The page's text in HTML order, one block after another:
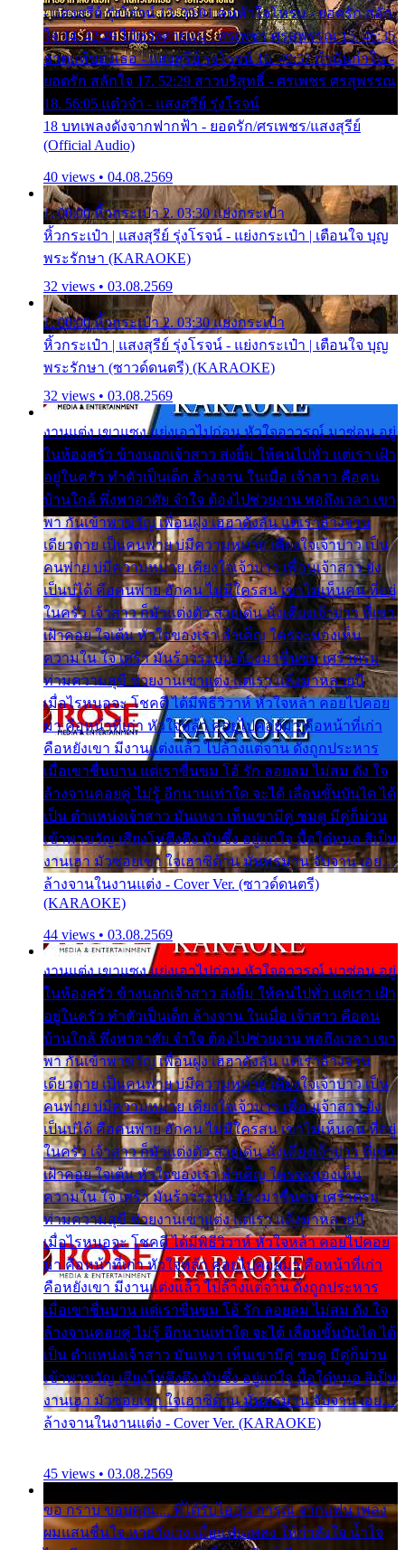
- แสงสุรีย์ รุ่งโรจน์ 13. 39:01 คนหัวใจโทรม - ยอดรัก สลัก
ใจ 14. 42:49 ไอ้หวังตายแน่ - ศรเพชร ศรสุพรรณ 15. 46:35
ธาตุแท้ของเธอ - แสงสุรีย์ รุ่งโรจน์ 16. 49:57 กำนันกำใน -
ยอดรัก สลักใจ 17. 52:29 สาวบริสุทธิ์ - ศรเพชร ศรสุพรรณ
18. 56:05 แต๋วจ๋า - แสงสุรีย์ รุ่งโรจน์
18 บทเพลงดังจากฟากฟ้า - ยอดรัก/ศรเพชร/แสงสุรีย์
(Official Audio)
40 views • 04.08.2569
1. 00:00 หิ้วกระเป๋า 2. 03:30 แย่งกระเป๋า
หิ้วกระเป๋า | แสงสุรีย์ รุ่งโรจน์ - แย่งกระเป๋า | เตือนใจ บุญ
พระรักษา (KARAOKE)
32 views • 03.08.2569
1. 00:00 หิ้วกระเป๋า 2. 03:30 แย่งกระเป๋า
หิ้วกระเป๋า | แสงสุรีย์ รุ่งโรจน์ - แย่งกระเป๋า | เตือนใจ บุญ
พระรักษา (ซาวด์ดนตรี) (KARAOKE)
32 views • 03.08.2569
งานแต่ง เขาแซง แย่งเอาไปก่อน หัวใจอาวรณ์ มาซ่อน อยู่
ในห้องครัว ข้างนอกเจ้าสาว ส่งยิ้ม ให้คนไปทั่ว แต่เรา เฝ้า
อยู่ในครัว ทำตัวเป็นเด็ก ล้างจาน ในเมื่อ เจ้าสาว คือคน
บ้านใกล้ พึ่งพาอาศัย จำใจ ต้องไปช่วยงาน พอถึงเวลา เขา
พา กันเข้าพาขวัญ เพื่อนฝูง เฮฮาดังลั่น แต่เราล้างจาน
เดียวดาย เป็นคนพ่าย บ่มีความหมาย เคียงใจเจ้าบ่าว เป็น
คนพ่าย บ่มีความหมาย เคียงใจเจ้าบ่าว เพื่อนเจ้าสาว ยัง
เป็นบ่ได้ คือคนพ่าย ฮักคน ไม่มีใครสน เขาไม่เห็นคน ที่อยู่
ในครัว เจ้าสาว ก็มัวแต่งตัว สวยเด่น นั่งเคียงเจ้าบ่าว ที่เขา
เฝ้าคอย ใจเต้น หัวใจของเรา ลำเค็ญ ใครจะมองเห็น
ความใน ใจ เศร้า มันร้าวระบม ต้องมาขื่นขม เศร้าตรม
ท่ามความสุขี ช่วยงานเขาแต่ง แต่เรา แล้งมาหลายปี
เมื่อไรหนอจะ โชคดี ได้มีพิธีวิวาห์ หัวใจหล้า คอยไปคอย
มา คือหน้าที่เก่า หัวใจหล้า คอยไปคอยมา คือหน้าที่เก่า
คือหยังเขา มีงานแต่งแล้ว ไปล้างแต่จาน ดั่งถูกประหาร
เมื่อเขาชื่นบาน แต่เราขื่นขม โอ้ รัก ลอยลม ไม่สม ดัง ใจ
ล้างจานคอยคู่ ไม่รู้ อีกนานเท่าใด จะได้ เลื่อนขั้นบันได ได้
เป็น ตำแหน่งเจ้าสาว มันเหงา เห็นเขามีคู่ ซมดู มีคู่ก็ม่วน
เข้าพาขวัญ เสียงโห่ตึงตึง มันซึ้ง อยู่แก่ใจ มื้อใด๋หนอ สิเป็น
งานเฮา มัวซอยเขา ใจเฮาซิด้าน มันทรมาน จับจาน เอย…
ล้างจานในงานแต่ง - Cover Ver. (ซาวด์ดนตรี)
(KARAOKE)
44 views • 03.08.2569
งานแต่ง เขาแซง แย่งเอาไปก่อน หัวใจอาวรณ์ มาซ่อน อยู่
ในห้องครัว ข้างนอกเจ้าสาว ส่งยิ้ม ให้คนไปทั่ว แต่เรา เฝ้า
อยู่ในครัว ทำตัวเป็นเด็ก ล้างจาน ในเมื่อ เจ้าสาว คือคน
บ้านใกล้ พึ่งพาอาศัย จำใจ ต้องไปช่วยงาน พอถึงเวลา เขา
พา กันเข้าพาขวัญ เพื่อนฝูง เฮฮาดังลั่น แต่เราล้างจาน
เดียวดาย เป็นคนพ่าย บ่มีความหมาย เคียงใจเจ้าบ่าว เป็น
คนพ่าย บ่มีความหมาย เคียงใจเจ้าบ่าว เพื่อนเจ้าสาว ยัง
เป็นบ่ได้ คือคนพ่าย ฮักคน ไม่มีใครสน เขาไม่เห็นคน ที่อยู่
ในครัว เจ้าสาว ก็มัวแต่งตัว สวยเด่น นั่งเคียงเจ้าบ่าว ที่เขา
เฝ้าคอย ใจเต้น หัวใจของเรา ลำเค็ญ ใครจะมองเห็น
ความใน ใจ เศร้า มันร้าวระบม ต้องมาขื่นขม เศร้าตรม
ท่ามความสุขี ช่วยงานเขาแต่ง แต่เรา แล้งมาหลายปี
เมื่อไรหนอจะ โชคดี ได้มีพิธีวิวาห์ หัวใจหล้า คอยไปคอย
มา คือหน้าที่เก่า หัวใจหล้า คอยไปคอยมา คือหน้าที่เก่า
คือหยังเขา มีงานแต่งแล้ว ไปล้างแต่จาน ดั่งถูกประหาร
เมื่อเขาชื่นบาน แต่เราขื่นขม โอ้ รัก ลอยลม ไม่สม ดัง ใจ
ล้างจานคอยคู่ ไม่รู้ อีกนานเท่าใด จะได้ เลื่อนขั้นบันได ได้
เป็น ตำแหน่งเจ้าสาว มันเหงา เห็นเขามีคู่ ซมดู มีคู่ก็ม่วน
เข้าพาขวัญ เสียงโห่ตึงตึง มันซึ้ง อยู่แก่ใจ มื้อใด๋หนอ สิเป็น
งานเฮา มัวซอยเขา ใจเฮาซิด้าน มันทรมาน จับจาน เอย…
ล้างจานในงานแต่ง - Cover Ver. (KARAOKE)
45 views • 03.08.2569
ขอ กราบ ขอบคุณ.... ที่ได้รับไออุ่น การุณ จากแฟน เพลง
ผมแสนชื่นใจ หายวังเวง เมื่อแฟนเพลง ให้กำลังใจ น้ำใจ